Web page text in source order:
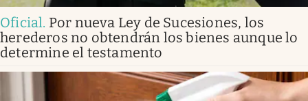
Oficial. Por nueva Ley de Sucesiones, los
herederos no obtendrán los bienes aunque lo
determine el testamento